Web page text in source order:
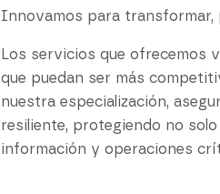
Innovamos para transformar,
Los servicios que ofrecemos
que puedan ser más
nuestra especialización,
resiliente, protegiendo no
información y operaciones